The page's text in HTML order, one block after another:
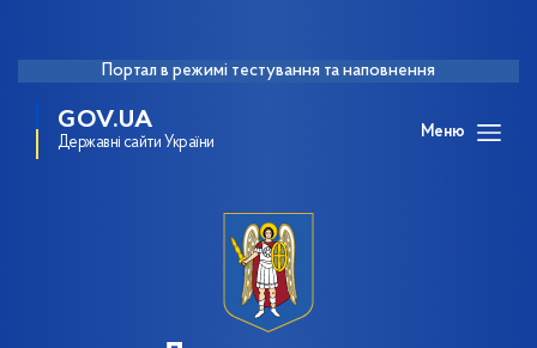
Портал в режимі тестування та наповнення
GOV.UA
Державні сайти України
Меню